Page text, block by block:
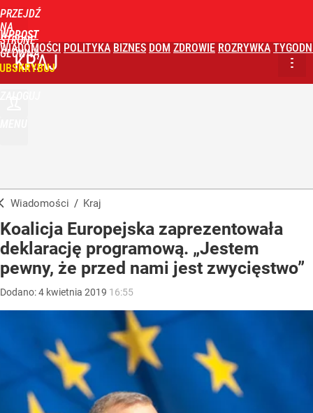
PRZEJDŹ
NA
STRONĘ
GŁÓWNĄ
WPROST
WIADOMOŚCI POLITYKA BIZNES DOM ZDROWIE ROZRYWKA
KRAJ
Wiadomości / Kraj
Koalicja Europejska zaprezentowała
deklarację programową. „Jestem
pewny, że przed nami jest zwycięstwo”
Dodano:4 kwietnia 2019 16:55